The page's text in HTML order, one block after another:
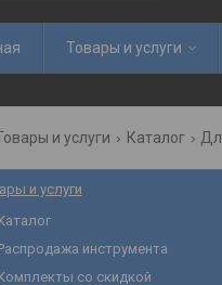
Товары и услуги
и услуги Каталог
и услуги
инструмента
со скидкой